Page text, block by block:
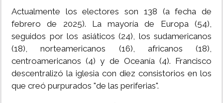
Actualmente los electores son 138 (a fecha de
febrero de 2025). La mayoría de Europa (54),
seguidos por los asiáticos (24), los sudamericanos
(18), norteamericanos (16), africanos (18),
centroamericanos (4) y de Oceanía (4). Francisco
descentralizó la iglesia con diez consistorios en los
que creó purpurados "de las periferias".